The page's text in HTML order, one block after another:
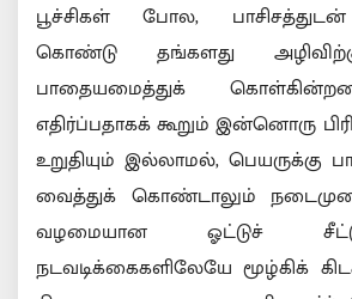
பூச்சிகள் போல,
கொண்டு தங்களது
பாதையமைத்துக்
எதிர்ப்பதாகக் கூறும் இன்னொரு
உறுதியும் இல்லாமல், பெயருக்கு
வைத்துக் கொண்டாலும்
வழமையான ஓட்டுச்
நடவடிக்கைகளிலேயே மூழ்கிக்